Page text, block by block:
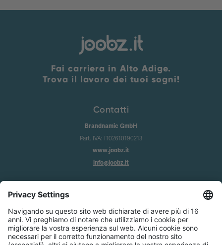
Fai carriera in Alto Adige.
Trova il lavoro dei tuoi sogni!
Contatti
Brandnamic GmbH
Part. IVA: IT02610190213
www.joobz.it
info@joobz.it
Privacy
Condizioni generali
Impostazione dei cookie